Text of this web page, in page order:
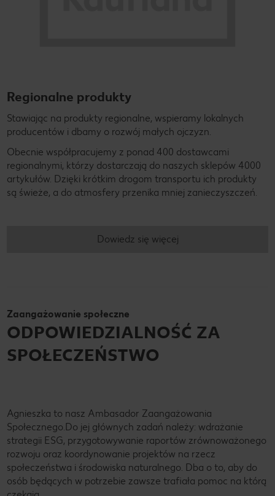
Regionalne produkty
Stawiając na produkty regionalne, wspieramy lokalnych
producentów i dbamy o rozwój małych ojczyzn.
Obecnie współpracujemy z ponad 400 dostawcami
regionalnymi, którzy dostarczają do naszych sklepów 4000
artykułów. Dzięki krótkim drogom transportu ich produkty
są świeże, a do atmosfery przenika mniej zanieczyszczeń.
Dowiedz się więcej
Zaangażowanie społeczne
ODPOWIEDZIALNOŚĆ ZA
SPOŁECZEŃSTWO
Agnieszka to nasz Ambasador Zaangażowania
Społecznego.Do jej głównych zadań należy: wdrażanie
strategii ESG, przygotowywanie raportów zrównoważonego
rozwoju oraz koordynowanie projektów na rzecz
społeczeństwa i środowiska naturalnego. Dba o to, aby do
osób będących w potrzebie zawsze trafiała pomoc na którą